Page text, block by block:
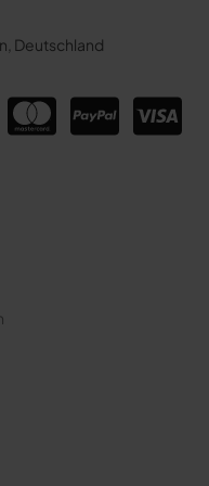
Deutschland